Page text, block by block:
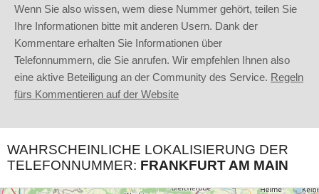
Wenn Sie also wissen, wem diese Nummer gehört, teilen Sie
Ihre Informationen bitte mit anderen Usern. Dank der
Kommentare erhalten Sie Informationen über
Telefonnummern, die Sie anrufen. Wir empfehlen Ihnen also
eine aktive Beteiligung an der Community des Service. Regeln
fürs Kommentieren auf der Website
WAHRSCHEINLICHE LOKALISIERUNG DER
TELEFONNUMMER: FRANKFURT AM MAIN